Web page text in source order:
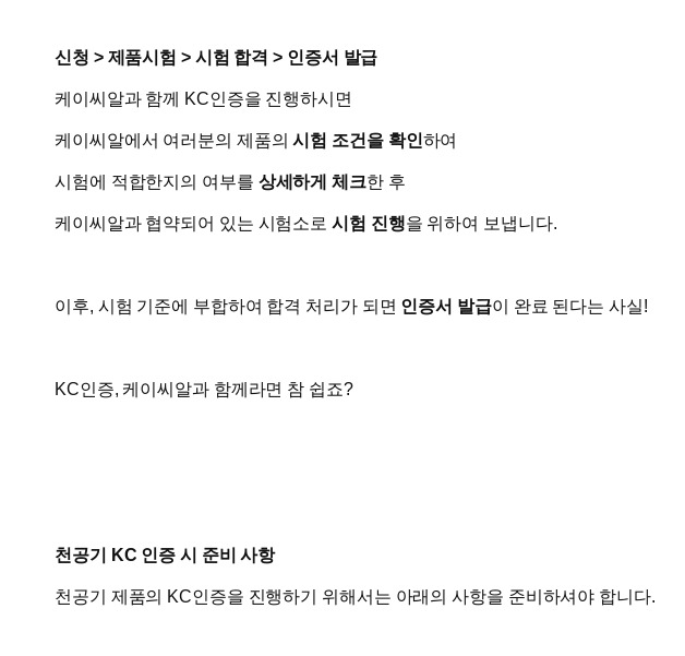
신청 > 제품시험 > 시험 합격 > 인증서 발급
케이씨알과 함께 KC인증을 진행하시면
​케이씨알에서 여러분의 제품의시험 조건을 확인하여
시험에 적합한지의 여부를 상세하게 체크한 후
케이씨알과 협약되어 있는 시험소로시험 진행을 위하여 보냅니다.
이후, 시험 기준에 부합하여 합격 처리가 되면 인증서 발급이 완료 된다는 사실!
KC인증, 케이씨알과 함께라면 참 쉽죠?
천공기 KC 인증 시 준비 사항
천공기 제품의 KC인증을 진행하기 위해서는 아래의 사항을 준비하셔야 합니다.